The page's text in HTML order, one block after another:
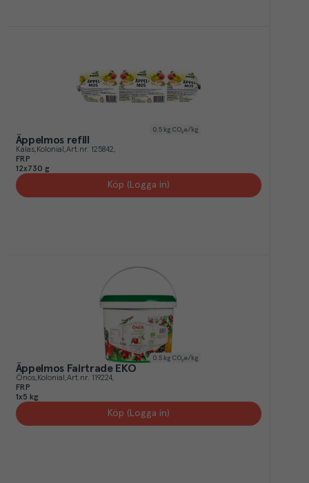
0.5 kg CO₂e/kg
Äppelmos refill
Kalas Kolonial Art.nr. 125842
FRP
12x730 g
Köp (Logga in)
0.5 kg CO₂e/kg
Äppelmos Fairtrade EKO
Önos Kolonial Art.nr. 119224
FRP
1x5 kg
Köp (Logga in)